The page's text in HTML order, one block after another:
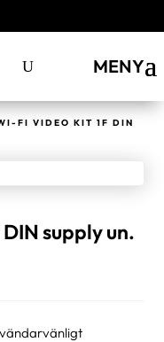
MENY
FI VIDEO KIT 1F DIN
supply un.